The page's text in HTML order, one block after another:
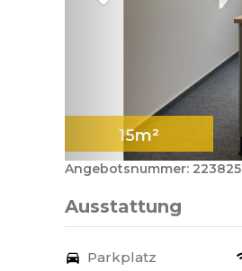
15m²
Angebotsnummer: 223825
Ausstattung
Parkplatz